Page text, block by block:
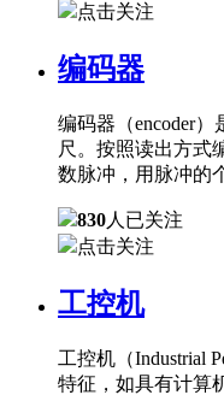
点击关注
编码器
编码器（encoder
尺。按照读出方式
数脉冲，用脉冲的
830人已关注
点击关注
工控机
工控机（Industrial
特征，如具有计算